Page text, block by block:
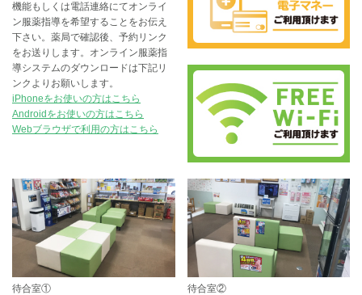
機能もしくは電話連絡にてオンライ
ン服薬指導を希望することをお伝え
下さい。薬局で確認後、予約リンク
をお送りします。オンライン服薬指
導システムのダウンロードは下記リ
ンクよりお願いします。
iPhoneをお使いの方はこちら
Androidをお使いの方はこちら
Webブラウザで利用の方はこちら
待合室①
待合室②